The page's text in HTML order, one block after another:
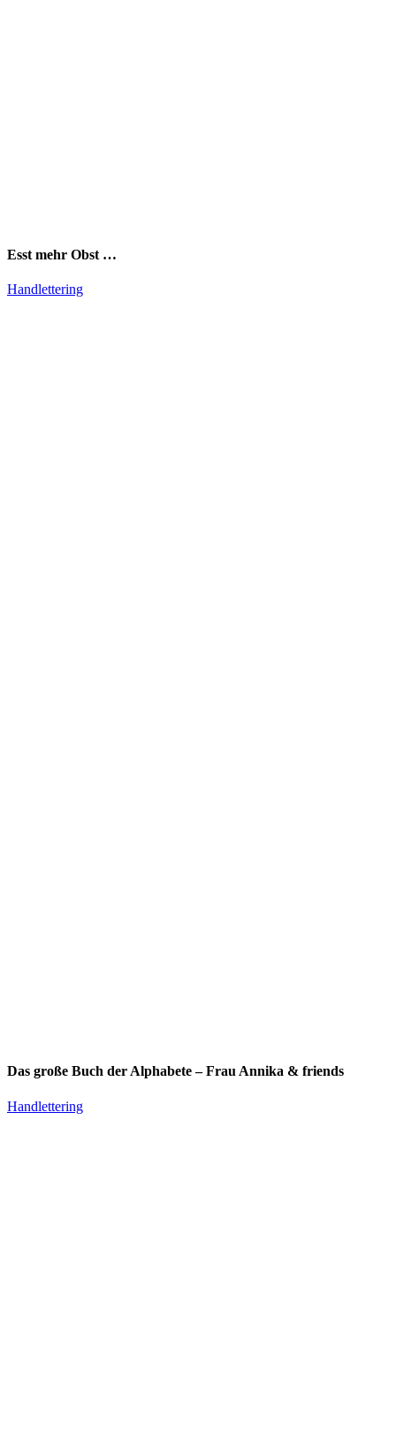
Esst mehr Obst …
Handlettering
Das große Buch der Alphabete – Frau Annika & friends
Handlettering